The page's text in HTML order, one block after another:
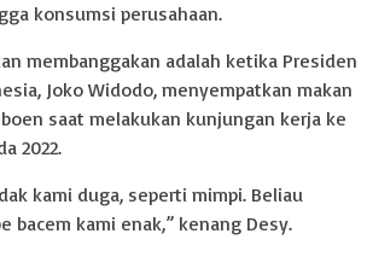
konsumsi perusahaan.
membanggakan adalah ketika Presiden
Joko Widodo, menyempatkan makan
saat melakukan kunjungan kerja ke
2022.
kami duga, seperti mimpi. Beliau
bacem kami enak,” kenang Desy.